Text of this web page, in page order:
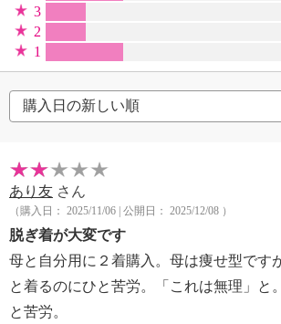
3
2
1
あり友 さん
（購入日： 2025/11/06 | 公開日： 2025/12/08 ）
脱ぎ着が大変です
母と自分用に２着購入。母は痩せ型です
と着るのにひと苦労。「これは無理」と
と苦労。